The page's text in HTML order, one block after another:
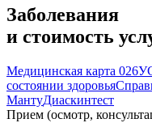
Заболевания
и стоимость
Медицинская карта 026У
состоянии здоровья
МантуДиаскинтест
Прием (осмотр,